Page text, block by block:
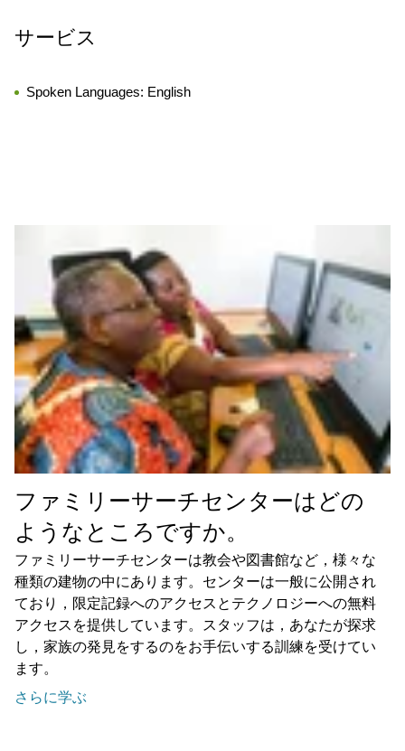
サービス
Spoken Languages: English
ファミリーサーチセンターはどの
ようなところですか。
ファミリーサーチセンターは教会や図書館など，様々な
種類の建物の中にあります。センターは一般に公開され
ており，限定記録へのアクセスとテクノロジーへの無料
アクセスを提供しています。スタッフは，あなたが探求
し，家族の発見をするのをお手伝いする訓練を受けてい
ます。
さらに学ぶ